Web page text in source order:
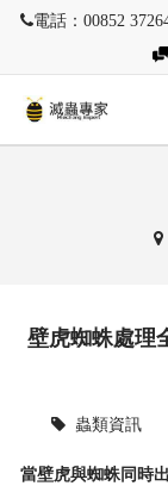
電話：00852
壁虎蜘蛛處理
蟲類資訊
當壁虎與蜘蛛同時